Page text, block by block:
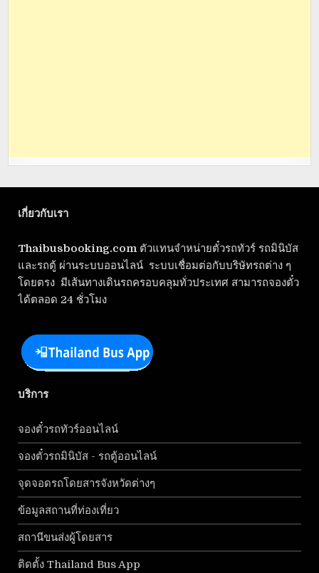
เกี่ยวกับเรา
Thaibusbooking.com ตัวแทนจำหน่ายตั๋วรถทัวร์ รถมินิบัส
และรถตู้ ผ่านระบบออนไลน์ ระบบเชื่อมต่อกับบริษัทรถต่าง ๆ
โดยตรง มีเส้นทางเดินรถครอบคลุมทั่วประเทศ สามารถจองตั๋ว
ได้ตลอด 24 ชั่วโมง
บริการ
จองตั๋วรถทัวร์ออนไลน์
จองตั๋วรถมินิบัส - รถตู้ออนไลน์
จุดจอดรถโดยสารจังหวัดต่างๆ
ข้อมูลสถานที่ท่องเที่ยว
สถานีขนส่งผู้โดยสาร
ติดตั้ง Thailand Bus App